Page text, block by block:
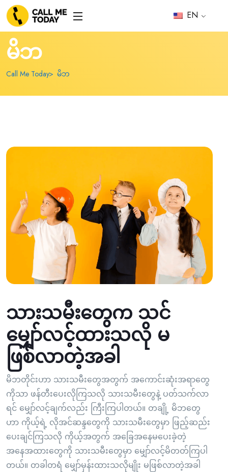
EN
မိဘ
Call Me Today မိဘ
သားသမီးတွေက သင်
မျှော်လင့်ထားသလို မ
ဖြစ်လာတဲ့အခါ
မိဘတိုင်းဟာ သားသမီးတွေအတွက် အကောင်းဆုံးအရာတွေ
ကိုသာ ဖန်တီးပေးလိုကြသလို သားသမီးတွေနဲ့ ပတ်သက်လာ
ရင် မျှော်လင့်ချက်လည်း ကြီးကြပါတယ်။ တချို့ မိဘတွေ
ဟာ ကိုယ့်ရဲ့ လိုအင်ဆန္ဒတွေကို သားသမီးတွေမှာ ဖြည့်ဆည်း
ပေးချင်ကြသလို ကိုယ့်အတွက် အခြေအနေမပေးခဲ့တဲ့
အနေအထားတွေကို သားသမီးတွေမှာ မျှော်လင့်မိတတ်ကြပါ
တယ်။ တခါတရံ မျှော်မှန်းထားသလိုမျိုး မဖြစ်လာတဲ့အခါ